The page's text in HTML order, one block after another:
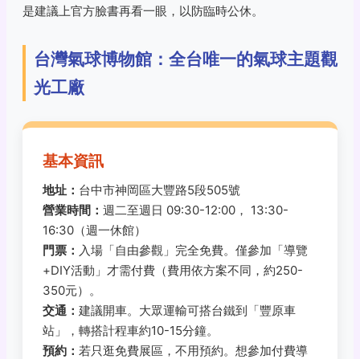
是建議上官方臉書再看一眼，以防臨時公休。
台灣氣球博物館：全台唯一的氣球主題觀
光工廠
基本資訊
地址： 台中市神岡區大豐路5段505號
營業時間： 週二至週日 09:30-12:00， 13:30-
16:30（週一休館）
門票： 入場「自由參觀」完全免費。僅參加「導覽
+DIY活動」才需付費（費用依方案不同，約250-
350元）。
交通： 建議開車。大眾運輸可搭台鐵到「豐原車
站」，轉搭計程車約10-15分鐘。
預約： 若只逛免費展區，不用預約。想參加付費導